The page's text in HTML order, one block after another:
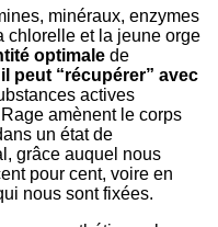
minéraux, enzymes
chlorelle et la jeune orge
optimale de
il peut “récupérer” avec
actives
amènent le corps
un état de
grâce auquel nous
pour cent, voire en
nous sont fixées.